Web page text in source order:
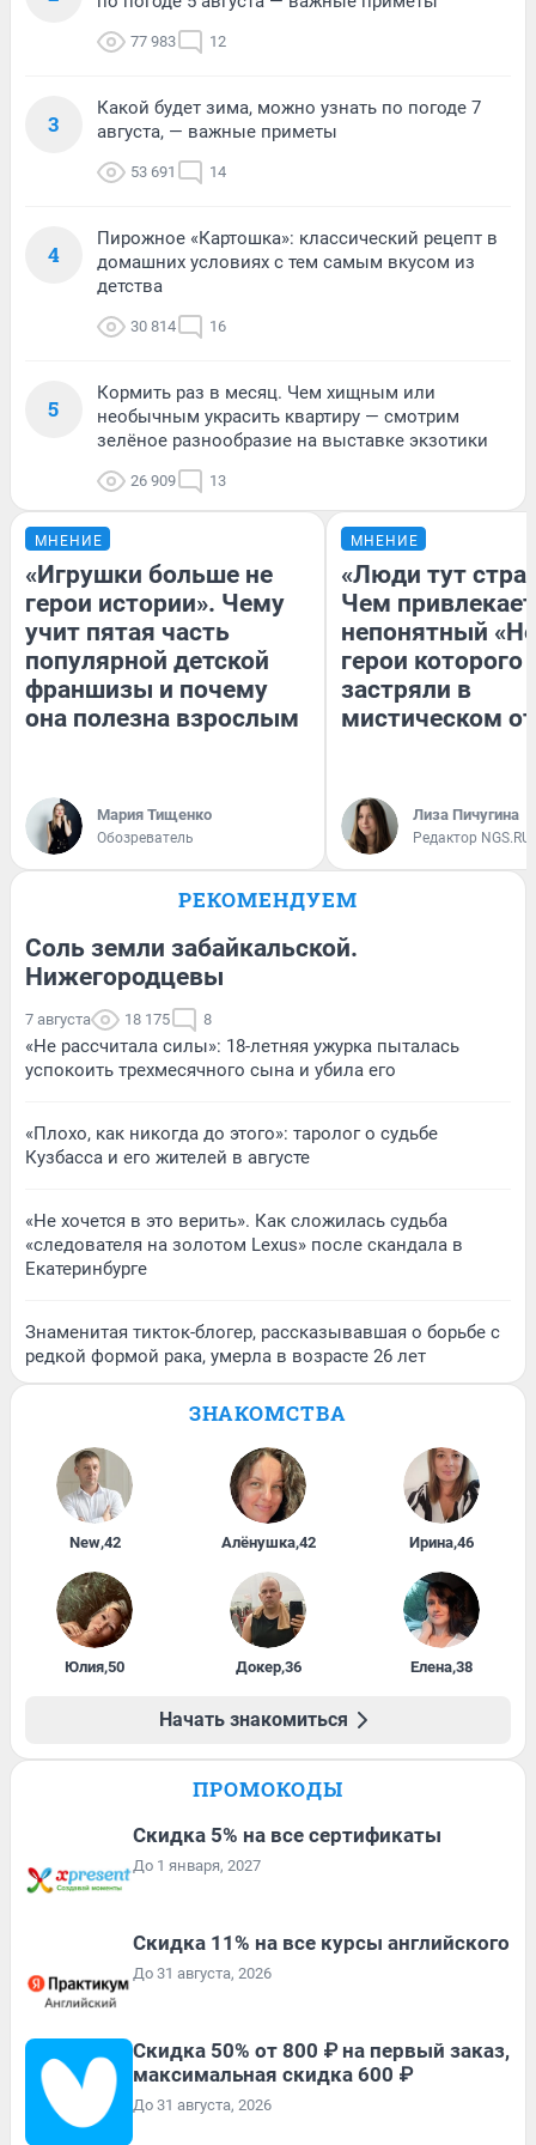
77 983 12
3
Какой будет зима, можно узнать по погоде 7
августа, — важные приметы
53 691 14
4
Пирожное «Картошка»: классический рецепт в
домашних условиях с тем самым вкусом из
детства
30 814 16
5
Кормить раз в месяц. Чем хищным или
необычным украсить квартиру — смотрим
зелёное разнообразие на выставке экзотики
26 909 13
МНЕНИЕ
«Игрушки больше не
герои истории». Чему
учит пятая часть
популярной детской
франшизы и почему
она полезна взрослым
Мария Тищенко
Обозреватель
МНЕНИЕ
«Люди тут
Чем привлекает
непонятный
герои которого
застряли в
мистическом
Лиза Пичугина
Редактор NGS.RU
РЕКОМЕНДУЕМ
Соль земли забайкальской.
Нижегородцевы
7 августа 18 175 8
«Не рассчитала силы»: 18-летняя ужурка пыталась
успокоить трехмесячного сына и убила его
«Плохо, как никогда до этого»: таролог о судьбе
Кузбасса и его жителей в августе
«Не хочется в это верить». Как сложилась судьба
«следователя на золотом Lexus» после скандала в
Екатеринбурге
Знаменитая тикток-блогер, рассказывавшая о борьбе с
редкой формой рака, умерла в возрасте 26 лет
ЗНАКОМСТВА
New,42 Алёнушка,42 Ирина,46
Юлия,50 Докер,36 Елена,38
Начать знакомиться
ПРОМОКОДЫ
Скидка 5% на все сертификаты
До 1 января, 2027
Скидка 11% на все курсы английского
До 31 августа, 2026
Скидка 50% от 800 ₽ на первый заказ,
максимальная скидка 600 ₽
До 31 августа, 2026